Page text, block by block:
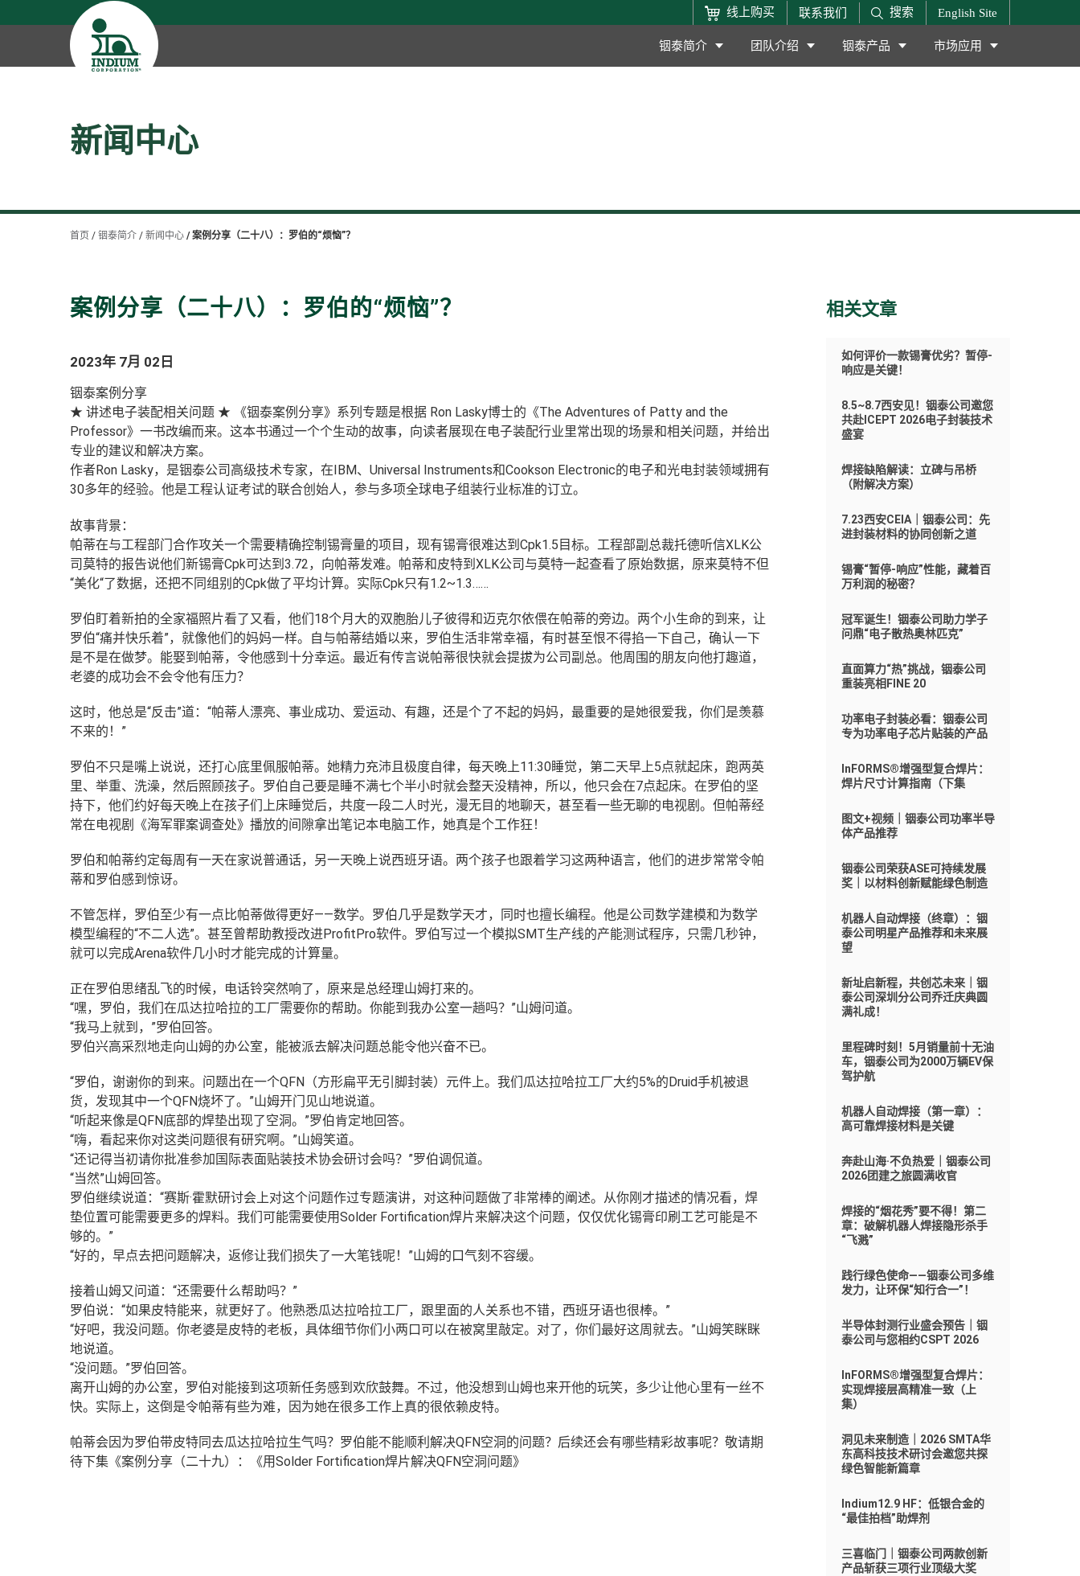
线上购买 联系我们 搜索 English Site
铟泰简介 团队介绍 铟泰产品 市场应用
新闻中心
首页 铟泰简介 新闻中心 案例分享（二十八）：罗伯的“烦恼”？
案例分享（二十八）：罗伯的“烦恼”？
2023年 7月 02日
铟泰案例分享
★ 讲述电子装配相关问题 ★ 《铟泰案例分享》系列专题是根据 Ron Lasky博士的《The Adventures of Patty and the
Professor》一书改编而来。这本书通过一个个生动的故事，向读者展现在电子装配行业里常出现的场景和相关问题，并给出
专业的建议和解决方案。
作者Ron Lasky，是铟泰公司高级技术专家，在IBM、Universal Instruments和Cookson Electronic的电子和光电封装领域拥有
30多年的经验。他是工程认证考试的联合创始人，参与多项全球电子组装行业标准的订立。
故事背景：
帕蒂在与工程部门合作攻关一个需要精确控制锡膏量的项目，现有锡膏很难达到Cpk1.5目标。工程部副总裁托德听信XLK公
司莫特的报告说他们新锡膏Cpk可达到3.72，向帕蒂发难。帕蒂和皮特到XLK公司与莫特一起查看了原始数据，原来莫特不但
“美化“了数据，还把不同组别的Cpk做了平均计算。实际Cpk只有1.2~1.3……
罗伯盯着新拍的全家福照片看了又看，他们18个月大的双胞胎儿子彼得和迈克尔依偎在帕蒂的旁边。两个小生命的到来，让
罗伯“痛并快乐着”，就像他们的妈妈一样。自与帕蒂结婚以来，罗伯生活非常幸福，有时甚至恨不得掐一下自己，确认一下
是不是在做梦。能娶到帕蒂，令他感到十分幸运。最近有传言说帕蒂很快就会提拔为公司副总。他周围的朋友向他打趣道，
老婆的成功会不会令他有压力？
这时，他总是“反击”道：“帕蒂人漂亮、事业成功、爱运动、有趣，还是个了不起的妈妈，最重要的是她很爱我，你们是羡慕
不来的！”
罗伯不只是嘴上说说，还打心底里佩服帕蒂。她精力充沛且极度自律，每天晚上11:30睡觉，第二天早上5点就起床，跑两英
里、举重、洗澡，然后照顾孩子。罗伯自己要是睡不满七个半小时就会整天没精神，所以，他只会在7点起床。 在罗伯的坚
持下，他们约好每天晚上在孩子们上床睡觉后，共度一段二人时光，漫无目的地聊天，甚至看一些无聊的电视剧。但帕蒂经
常在电视剧《海军罪案调查处》播放的间隙拿出笔记本电脑工作，她真是个工作狂！
罗伯和帕蒂约定每周有一天在家说普通话，另一天晚上说西班牙语。两个孩子也跟着学习这两种语言，他们的进步常常令帕
蒂和罗伯感到惊讶。
不管怎样，罗伯至少有一点比帕蒂做得更好——数学。罗伯几乎是数学天才，同时也擅长编程。他是公司数学建模和为数学
模型编程的“不二人选”。 甚至曾帮助教授改进ProfitPro软件。罗伯写过一个模拟SMT生产线的产能测试程序，只需几秒钟，
就可以完成Arena软件几小时才能完成的计算量。
正在罗伯思绪乱飞的时候，电话铃突然响了，原来是总经理山姆打来的。
“嘿，罗伯，我们在瓜达拉哈拉的工厂需要你的帮助。你能到我办公室一趟吗？”山姆问道。
“我马上就到，”罗伯回答。
罗伯兴高采烈地走向山姆的办公室，能被派去解决问题总能令他兴奋不已。
“罗伯，谢谢你的到来。问题出在一个QFN（方形扁平无引脚封装）元件上。我们瓜达拉哈拉工厂大约5%的Druid手机被退
货，发现其中一个QFN烧坏了。”山姆开门见山地说道。
“听起来像是QFN底部的焊垫出现了空洞。”罗伯肯定地回答。
“嗨，看起来你对这类问题很有研究啊。”山姆笑道。
“还记得当初请你批准参加国际表面贴装技术协会研讨会吗？”罗伯调侃道。
“当然”山姆回答。
罗伯继续说道：“赛斯·霍默研讨会上对这个问题作过专题演讲，对这种问题做了非常棒的阐述。从你刚才描述的情况看，焊
垫位置可能需要更多的焊料。我们可能需要使用Solder Fortification焊片来解决这个问题，仅仅优化锡膏印刷工艺可能是不
够的。”
“好的，早点去把问题解决，返修让我们损失了一大笔钱呢！”山姆的口气刻不容缓。
接着山姆又问道：“还需要什么帮助吗？”
罗伯说：“如果皮特能来，就更好了。他熟悉瓜达拉哈拉工厂，跟里面的人关系也不错，西班牙语也很棒。”
“好吧，我没问题。你老婆是皮特的老板，具体细节你们小两口可以在被窝里敲定。对了，你们最好这周就去。”山姆笑眯眯
地说道。
“没问题。”罗伯回答。
离开山姆的办公室，罗伯对能接到这项新任务感到欢欣鼓舞。不过，他没想到山姆也来开他的玩笑，多少让他心里有一丝不
快。实际上，这倒是令帕蒂有些为难，因为她在很多工作上真的很依赖皮特。
帕蒂会因为罗伯带皮特同去瓜达拉哈拉生气吗？罗伯能不能顺利解决QFN空洞的问题？后续还会有哪些精彩故事呢？敬请期
待下集《案例分享（二十九）：《用Solder Fortification焊片解决QFN空洞问题》
相关文章
如何评价一款锡膏优劣？暂停-
响应是关键！
8.5~8.7西安见！铟泰公司邀您
共赴ICEPT 2026电子封装技术
盛宴
焊接缺陷解读：立碑与吊桥
（附解决方案）
7.23西安CEIA｜铟泰公司：先
进封装材料的协同创新之道
锡膏“暂停-响应”性能，藏着百
万利润的秘密？
冠军诞生！铟泰公司助力学子
问鼎“电子散热奥林匹克”
直面算力“热”挑战，铟泰公司
重装亮相FINE 20
功率电子封装必看：铟泰公司
专为功率电子芯片贴装的产品
InFORMS®增强型复合焊片：
焊片尺寸计算指南（下集
图文+视频｜铟泰公司功率半导
体产品推荐
铟泰公司荣获ASE可持续发展
奖｜以材料创新赋能绿色制造
机器人自动焊接（终章）：铟
泰公司明星产品推荐和未来展
望
新址启新程，共创芯未来｜铟
泰公司深圳分公司乔迁庆典圆
满礼成！
里程碑时刻！5月销量前十无油
车，铟泰公司为2000万辆EV保
驾护航
机器人自动焊接（第一章）：
高可靠焊接材料是关键
奔赴山海·不负热爱｜铟泰公司
2026团建之旅圆满收官
焊接的“烟花秀”要不得！第二
章：破解机器人焊接隐形杀手
“飞溅”
践行绿色使命——铟泰公司多维
发力，让环保“知行合一”！
半导体封测行业盛会预告｜铟
泰公司与您相约CSPT 2026
InFORMS®增强型复合焊片：
实现焊接层高精准一致（上
集）
洞见未来制造｜2026 SMTA华
东高科技技术研讨会邀您共探
绿色智能新篇章
Indium12.9 HF：低银合金的
“最佳拍档”助焊剂
三喜临门｜铟泰公司两款创新
产品斩获三项行业顶级大奖